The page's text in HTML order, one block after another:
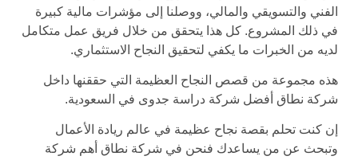
الفني والتسويقي والمالي، ووصلنا إلى مؤشرات مالية كبيرة
في ذلك المشروع. كل هذا يتحقق من خلال فريق عمل متكامل
لديه من الخبرات ما يكفي لتحقيق النجاح الاستثماري.
هذه مجموعة من قصص النجاح العظيمة التي حققنها داخل
شركة نطاق أفضل شركة دراسة جدوى في السعودية.
إن كنت تحلم بقصة نجاح عظيمة في عالم ريادة الأعمال
وتبحث عن من يساعدك فنحن في شركة نطاق أهم شركة